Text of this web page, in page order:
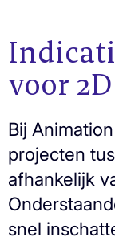
voor
Bij
projecten
afhankelijk
snel